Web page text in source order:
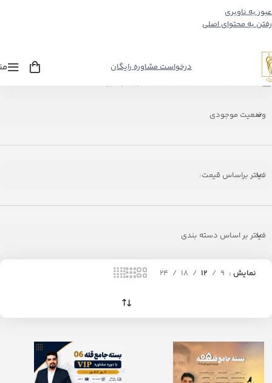
عبور به ناوبری
رفتن به محتوای اصلی
درخواست مشاوره رایگان
وضعیت موجودی
فیلتر براساس قیمت:
فیلتر بر اساس دسته بندی
نمایش 9
12
18
24